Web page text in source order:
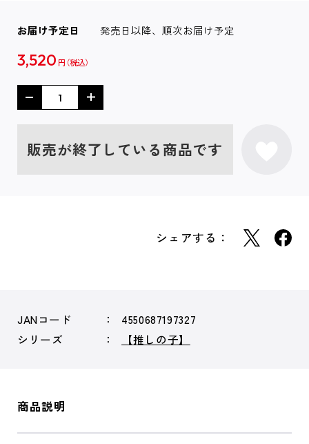
お届け予定日 発売日以降、順次お届け予定
3,520 円
販売が終了している商品です
シェアする：
JANコード
4550687197327
シリーズ
【推しの子】
商品説明